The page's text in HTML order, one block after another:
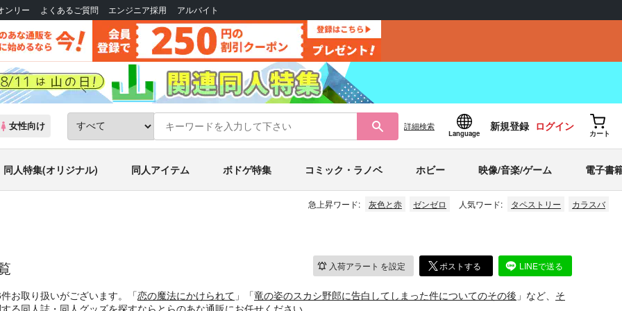
ンリー よくあるご質問 エンジニア採用 アルバイト
女性向け 詳細検索
Language
新規登録 ログイン
カート
同人特集(オリジナル) 同人アイテム ボドゲ特集 コミック・ラノベ ホビー 映像/音楽/ゲーム 電子書
急上昇ワード: 灰色と赤 ゼンゼロ 人気ワード: タペストリー カラスバ
入荷アラート を設定 ポストする LINEで送る
お取り扱いがございます。「恋の魔法にかけられて 」「竜の姿のスカシ野郎に告白してしまった件についてのその後 」など、 そ
同人誌・同人グッズを探すならとらのあな通販にお任せください。